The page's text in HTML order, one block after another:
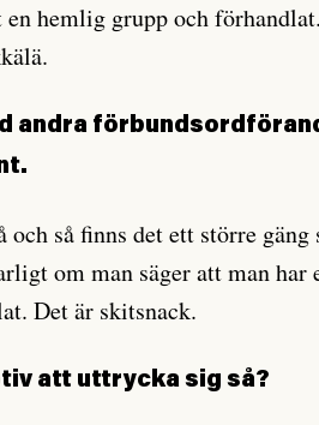
hemlig grupp och
andra
och så finns det ett större gäng
om man säger att man har
Det är skitsnack.
att uttrycka sig så?